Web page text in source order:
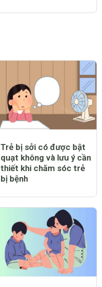
Trẻ bị sởi có được bật
quạt không và lưu ý cần
thiết khi chăm sóc trẻ
bị bệnh